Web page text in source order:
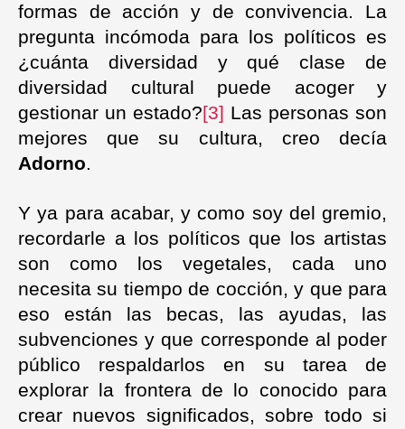
formas de acción y de convivencia. La
pregunta incómoda para los políticos es
¿cuánta diversidad y qué clase de
diversidad cultural puede acoger y
gestionar un estado?[3] Las personas son
mejores que su cultura, creo decía
Adorno.
Y ya para acabar, y como soy del gremio,
recordarle a los políticos que los artistas
son como los vegetales, cada uno
necesita su tiempo de cocción, y que para
eso están las becas, las ayudas, las
subvenciones y que corresponde al poder
público respaldarlos en su tarea de
explorar la frontera de lo conocido para
crear nuevos significados, sobre todo si